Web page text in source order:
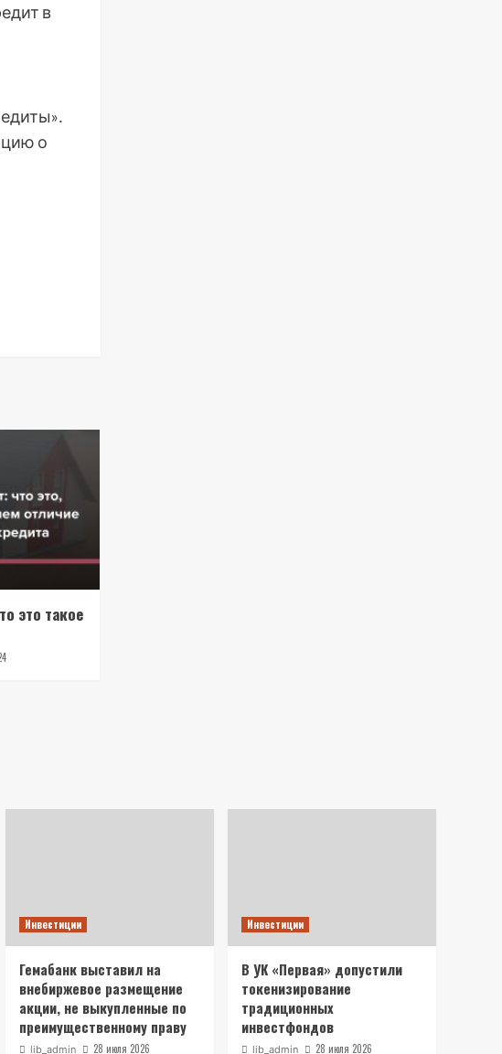
в
о
это такое
Инвестиции
Гемабанк выставил на
внебиржевое размещение
акции, не выкупленные по
преимущественному праву
lib_admin 28 июля 2026
Инвестиции
В УК «Первая» допустили
токенизирование
традиционных
инвестфондов
lib_admin 28 июля 2026